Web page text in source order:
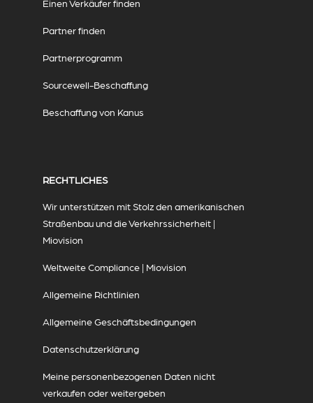
Einen Verkäufer finden
Partner finden
Partnerprogramm
Sourcewell-Beschaffung
Beschaffung von Kanus
RECHTLICHES
Wir unterstützen mit Stolz den amerikanischen
Straßenbau und die Verkehrssicherheit |
Miovision
Weltweite Compliance | Miovision
Allgemeine Richtlinien
Allgemeine Geschäftsbedingungen
Datenschutzerklärung
Meine personenbezogenen Daten nicht
verkaufen oder weitergeben